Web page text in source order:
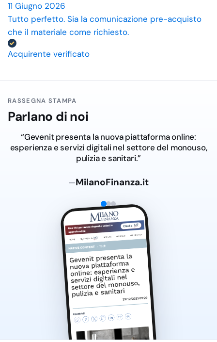
11 Giugno 2026
Tutto perfetto. Sia la comunicazione pre-acquisto
che il materiale come richiesto.
Acquirente verificato
RASSEGNA STAMPA
Parlano di noi
“Gevenit presenta la nuova piattaforma online:
esperienza e servizi digitali nel settore del monouso,
pulizia e sanitari.”
—MilanoFinanza.it